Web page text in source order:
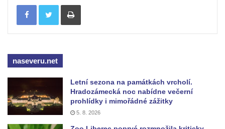
Tisknout
naseveru.net
Letní sezona na památkách vrcholí.
Hradozámecká noc nabídne večerní
prohlídky i mimořádné zážitky
5. 8. 2026